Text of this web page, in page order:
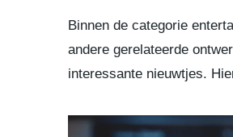
Binnen de categorie
andere gerelateerde
interessante nieuwtjes.